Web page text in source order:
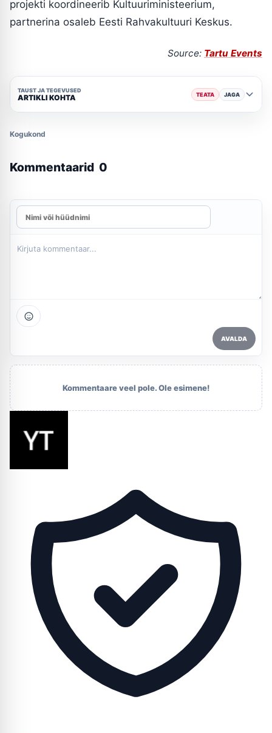
projekti koordineerib Kultuuriministeerium,
partnerina osaleb Eesti Rahvakultuuri Keskus.
Source: Tartu Events
TAUST JA TEGEVUSED
ARTIKLI KOHTA TEATA JAGA
Kogukond
Kommentaarid 0
AVALDA
Kommentaare veel pole. Ole esimene!